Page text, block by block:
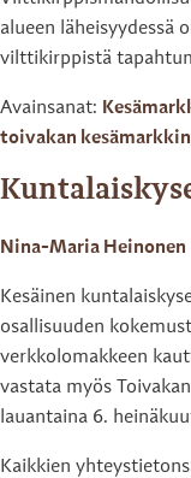
alueen läheisyydessä
vilttikirppistä
Avainsanat:
toivakan
Nina-Maria Heinonen
Kesäinen
osallisuuden
verkkolomakkeen
vastata myös
lauantaina 6.
Kaikkien